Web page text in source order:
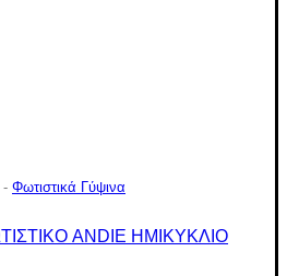
- Φωτιστικά Γύψινα
ANDIE ΗΜΙΚΥΚΛΙΟ